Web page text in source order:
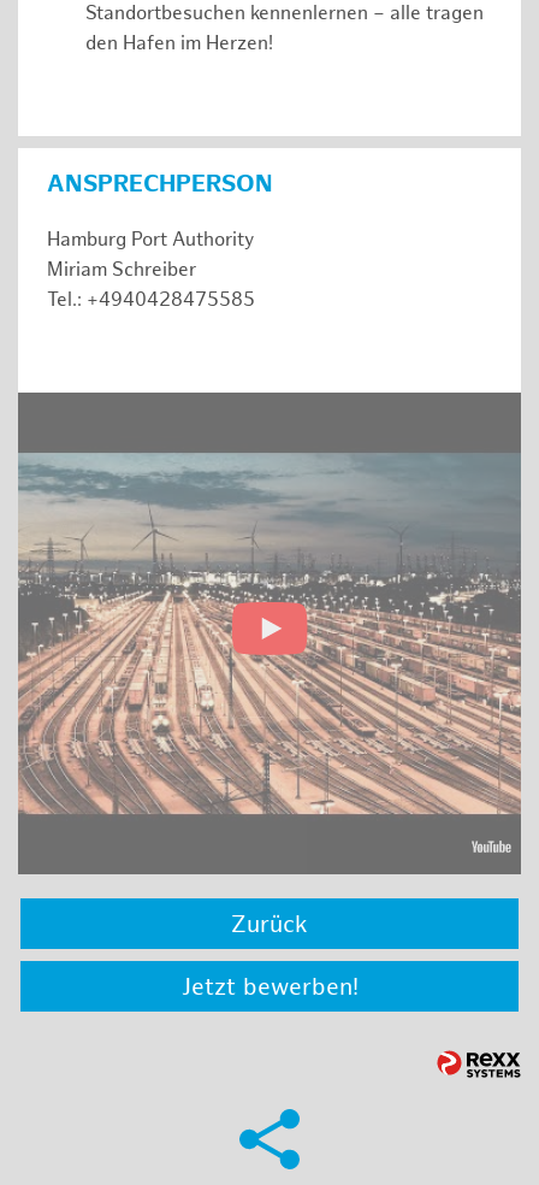
Standortbesuchen kennenlernen – alle tragen
den Hafen im Herzen!
ANSPRECHPERSON
Hamburg Port Authority
Miriam Schreiber
Tel.: +4940428475585
Zurück
Jetzt bewerben!